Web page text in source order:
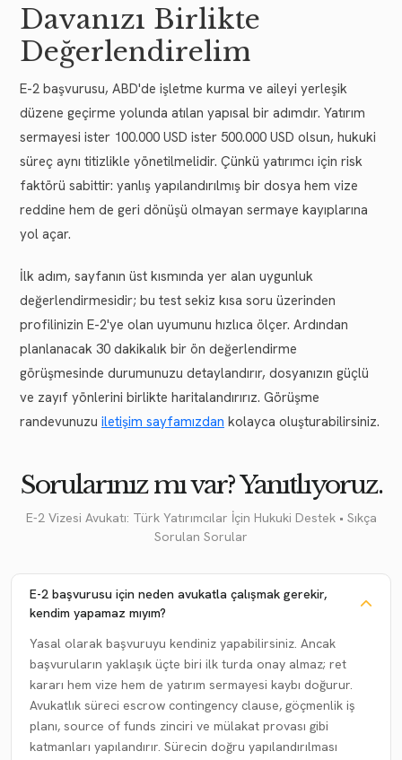
Davanızı Birlikte
Değerlendirelim
E-2 başvurusu, ABD'de işletme kurma ve aileyi yerleşik
düzene geçirme yolunda atılan yapısal bir adımdır. Yatırım
sermayesi ister 100.000 USD ister 500.000 USD olsun, hukuki
süreç aynı titizlikle yönetilmelidir. Çünkü yatırımcı için risk
faktörü sabittir: yanlış yapılandırılmış bir dosya hem vize
reddine hem de geri dönüşü olmayan sermaye kayıplarına
yol açar.
İlk adım, sayfanın üst kısmında yer alan uygunluk
değerlendirmesidir; bu test sekiz kısa soru üzerinden
profilinizin E-2'ye olan uyumunu hızlıca ölçer. Ardından
planlanacak 30 dakikalık bir ön değerlendirme
görüşmesinde durumunuzu detaylandırır, dosyanızın güçlü
ve zayıf yönlerini birlikte haritalandırırız. Görüşme
randevunuzu iletişim sayfamızdan kolayca oluşturabilirsiniz.
Sorularınız mı var? Yanıtlıyoruz.
E-2 Vizesi Avukatı: Türk Yatırımcılar İçin Hukuki Destek • Sıkça
Sorulan Sorular
E-2 başvurusu için neden avukatla çalışmak gerekir,
kendim yapamaz mıyım?
Yasal olarak başvuruyu kendiniz yapabilirsiniz. Ancak
başvuruların yaklaşık üçte biri ilk turda onay almaz; ret
kararı hem vize hem de yatırım sermayesi kaybı doğurur.
Avukatlık süreci escrow contingency clause, göçmenlik iş
planı, source of funds zinciri ve mülakat provası gibi
katmanları yapılandırır. Sürecin doğru yapılandırılması